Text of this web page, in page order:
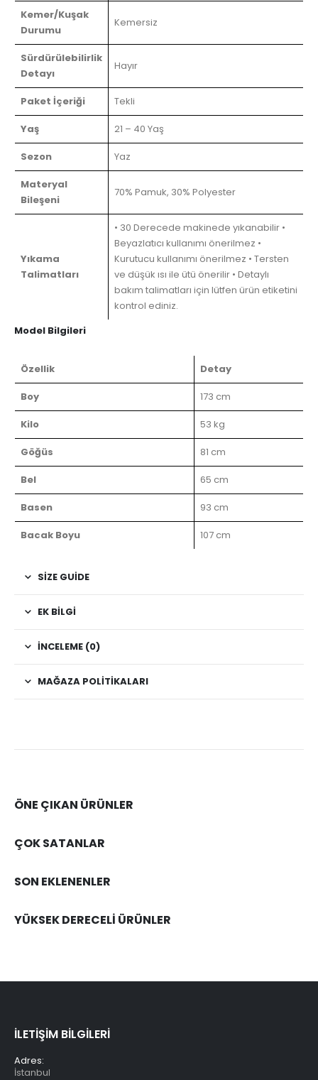
Kemer/Kuşak
Durumu
Kemersiz
Sürdürülebilirlik
Detayı
Hayır
Paket İçeriği Tekli
Yaş 21 – 40 Yaş
Sezon Yaz
Materyal
Bileşeni
70% Pamuk, 30% Polyester
Yıkama
Talimatları
• 30 Derecede makinede yıkanabilir •
Beyazlatıcı kullanımı önerilmez •
Kurutucu kullanımı önerilmez • Tersten
ve düşük ısı ile ütü önerilir • Detaylı
bakım talimatları için lütfen ürün etiketini
kontrol ediniz.
Model Bilgileri
Özellik Detay
Boy 173 cm
Kilo 53 kg
Göğüs 81 cm
Bel 65 cm
Basen 93 cm
Bacak Boyu 107 cm
SIZE GUIDE
EK BILGI
İNCELEME (0)
MAĞAZA POLITIKALARI
ÖNE ÇIKAN ÜRÜNLER
ÇOK SATANLAR
SON EKLENENLER
YÜKSEK DERECELİ ÜRÜNLER
İLETİŞİM BİLGİLERİ
Adres:
İstanbul